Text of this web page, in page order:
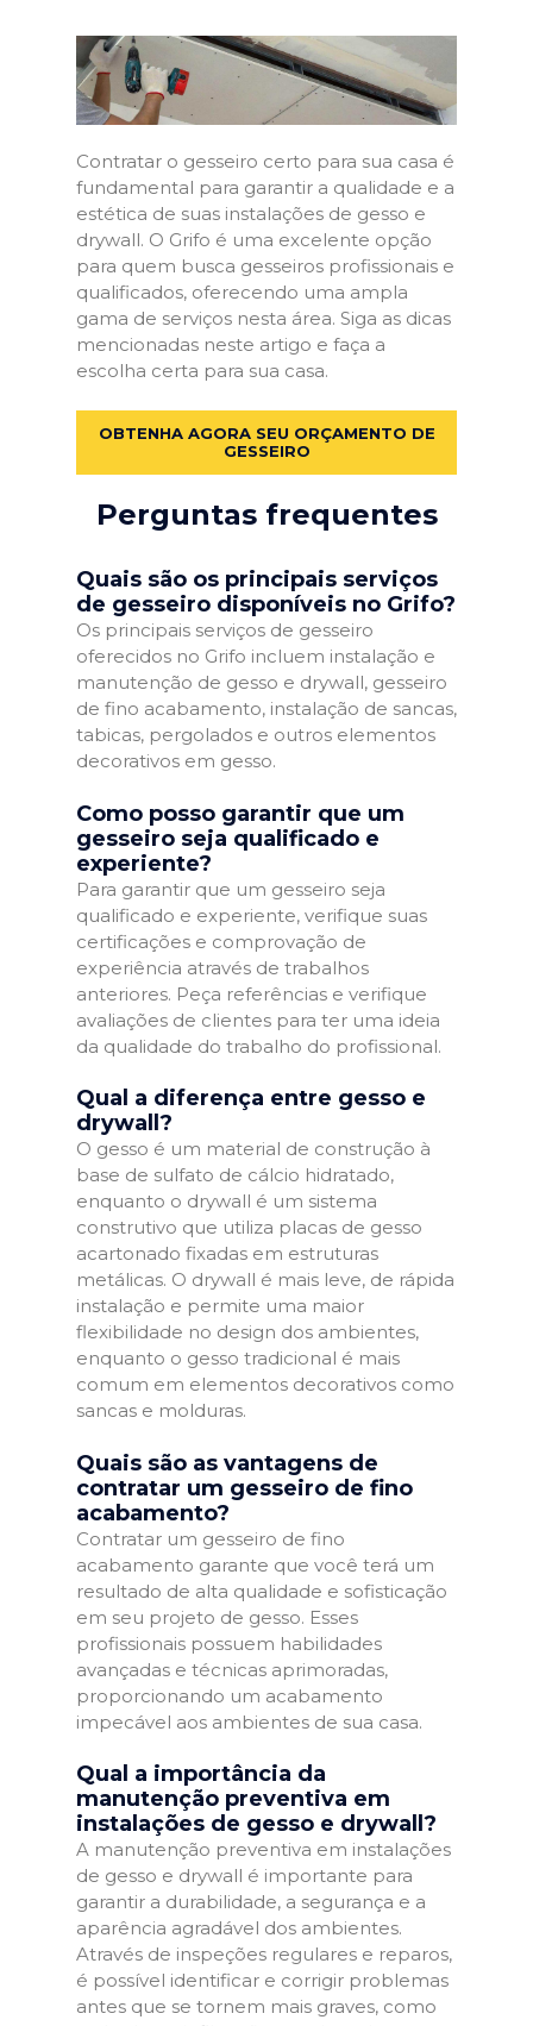
Contratar o gesseiro certo para sua casa é
fundamental para garantir a qualidade e a
estética de suas instalações de gesso e
drywall. O Grifo é uma excelente opção
para quem busca gesseiros profissionais e
qualificados, oferecendo uma ampla
gama de serviços nesta área. Siga as dicas
mencionadas neste artigo e faça a
escolha certa para sua casa.
OBTENHA AGORA SEU ORÇAMENTO DE
GESSEIRO
Perguntas frequentes
Quais são os principais serviços
de gesseiro disponíveis no Grifo?
Os principais serviços de gesseiro
oferecidos no Grifo incluem instalação e
manutenção de gesso e drywall, gesseiro
de fino acabamento, instalação de sancas,
tabicas, pergolados e outros elementos
decorativos em gesso.
Como posso garantir que um
gesseiro seja qualificado e
experiente?
Para garantir que um gesseiro seja
qualificado e experiente, verifique suas
certificações e comprovação de
experiência através de trabalhos
anteriores. Peça referências e verifique
avaliações de clientes para ter uma ideia
da qualidade do trabalho do profissional.
Qual a diferença entre gesso e
drywall?
O gesso é um material de construção à
base de sulfato de cálcio hidratado,
enquanto o drywall é um sistema
construtivo que utiliza placas de gesso
acartonado fixadas em estruturas
metálicas. O drywall é mais leve, de rápida
instalação e permite uma maior
flexibilidade no design dos ambientes,
enquanto o gesso tradicional é mais
comum em elementos decorativos como
sancas e molduras.
Quais são as vantagens de
contratar um gesseiro de fino
acabamento?
Contratar um gesseiro de fino
acabamento garante que você terá um
resultado de alta qualidade e sofisticação
em seu projeto de gesso. Esses
profissionais possuem habilidades
avançadas e técnicas aprimoradas,
proporcionando um acabamento
impecável aos ambientes de sua casa.
Qual a importância da
manutenção preventiva em
instalações de gesso e drywall?
A manutenção preventiva em instalações
de gesso e drywall é importante para
garantir a durabilidade, a segurança e a
aparência agradável dos ambientes.
Através de inspeções regulares e reparos,
é possível identificar e corrigir problemas
antes que se tornem mais graves, como